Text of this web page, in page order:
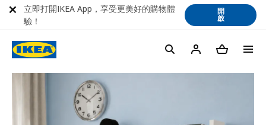
立即打開IKEA App，享受更美好的購物體
驗！
開
啟